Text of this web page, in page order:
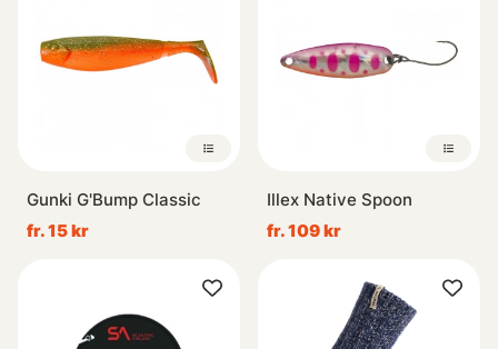
Gunki G'Bump Classic
fr. 15 kr
Illex Native Spoon
fr. 109 kr